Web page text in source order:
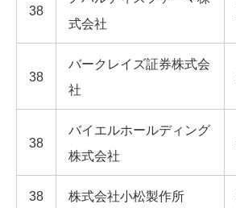
38
式会社
38
バークレイズ証券株式会
社
38
バイエルホールディング
株式会社
38 株式会社小松製作所